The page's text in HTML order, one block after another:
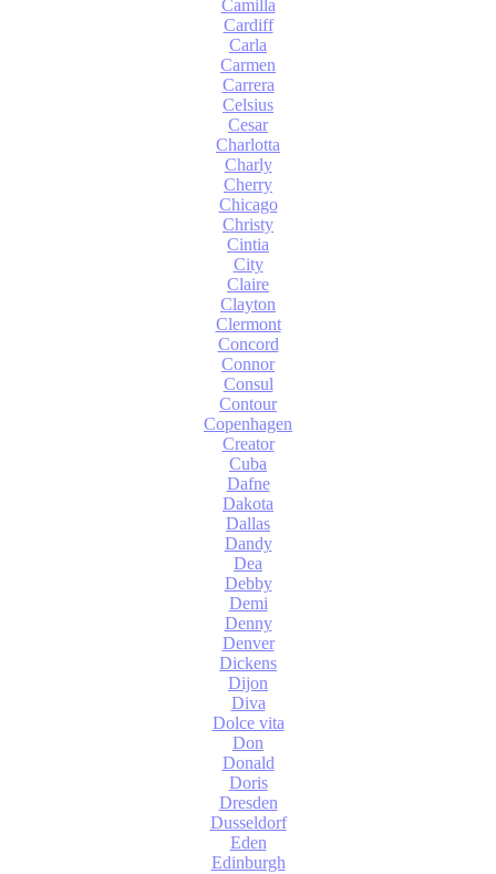
Camilla
Cardiff
Carla
Carmen
Carrera
Celsius
Cesar
Charlotta
Charly
Cherry
Chicago
Christy
Cintia
City
Claire
Clayton
Clermont
Concord
Connor
Consul
Contour
Copenhagen
Creator
Cuba
Dafne
Dakota
Dallas
Dandy
Dea
Debby
Demi
Denny
Denver
Dickens
Dijon
Diva
Dolce vita
Don
Donald
Doris
Dresden
Dusseldorf
Eden
Edinburgh